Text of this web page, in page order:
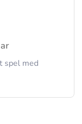
spel med